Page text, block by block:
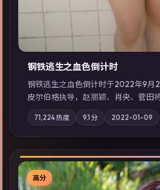
钢铁逃生之血色倒计时
钢铁逃生之血色倒计时于2022年9月
皮尔伯格执导，赵丽颖、肖央、菅田
叙事主轴，失踪人口档案牵出跨国灰
地域气质；站内亦可通过「国产免费
展检索同类型高分佳作，畅享高清在
71,224热度 9.1 分 2022-01-09
高分